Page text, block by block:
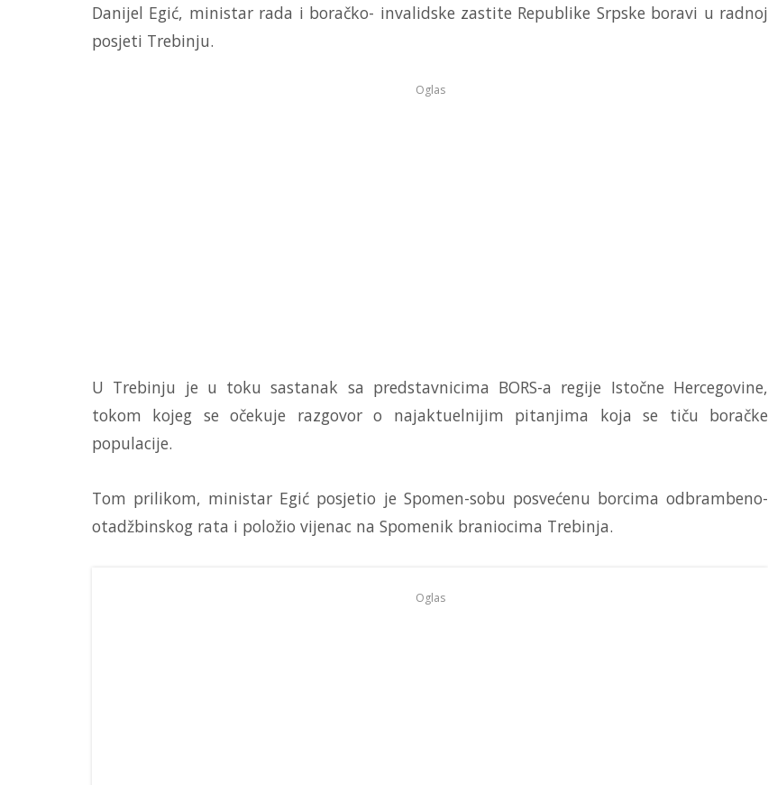
Danijel Egić, ministar rada i boračko- invalidske zastite Republike Srpske boravi u radnoj
posjeti Trebinju.
Oglas
U Trebinju je u toku sastanak sa predstavnicima BORS-a regije Istočne Hercegovine,
tokom kojeg se očekuje razgovor o najaktuelnijim pitanjima koja se tiču boračke
populacije.
Tom prilikom, ministar Egić posjetio je Spomen-sobu posvećenu borcima odbrambeno-
otadžbinskog rata i položio vijenac na Spomenik braniocima Trebinja.
Oglas